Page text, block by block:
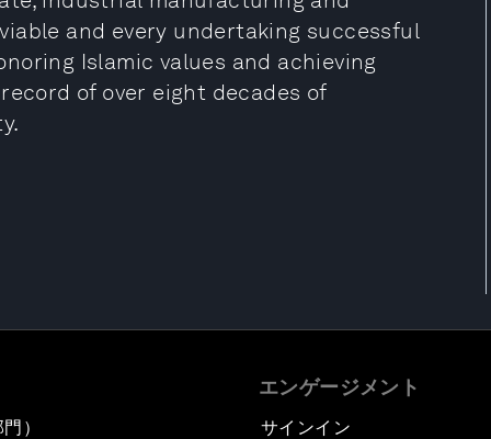
and every undertaking successful
Islamic values and achieving
of over eight decades of
）
エンゲージメント
サインイン